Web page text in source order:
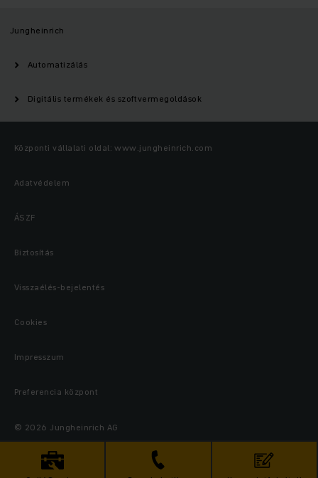
Jungheinrich
Automatizálás
Digitális termékek és szoftvermegoldások
Központi vállalati oldal: www.jungheinrich.com
Adatvédelem
ÁSZF
Biztosítás
Visszaélés-bejelentés
Cookies
Impresszum
Preferencia központ
© 2026 Jungheinrich AG